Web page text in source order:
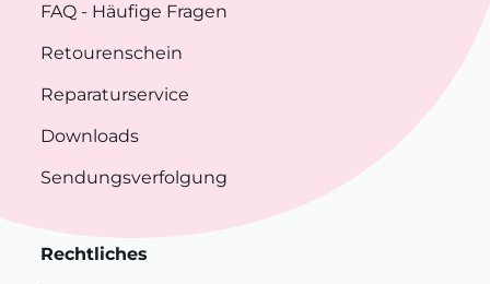
FAQ - Häufige Fragen
Retourenschein
Reparaturservice
Downloads
Sendungsverfolgung
Rechtliches